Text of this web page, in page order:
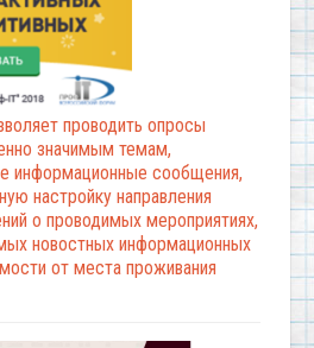
проводить опросы
значимым темам,
информационные сообщения,
настройку направления
о проводимых мероприятиях,
новостных информационных
от места проживания